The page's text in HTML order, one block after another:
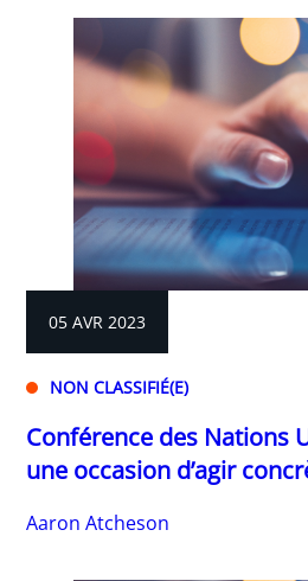
05 AVR 2023
NON CLASSIFIÉ(E)
Conférence des Nations
une occasion d’agir
Aaron Atcheson